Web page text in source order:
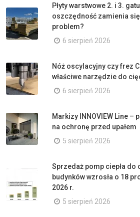
Płyty warstwowe 2. i 3.
oszczędność zamienia
problem?
6 sierpień 2026
Nóż oscylacyjny czy frez
właściwe narzędzie do
6 sierpień 2026
Markizy INNOVIEW Line –
na ochronę przed upałem
5 sierpień 2026
Sprzedaż pomp ciepła do
budynków wzrosła o 18
2026 r.
5 sierpień 2026